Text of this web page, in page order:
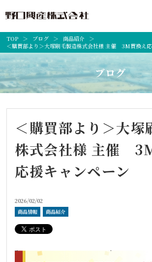
TOP ブログ
商品紹介
＜購買部より＞大塚刷毛製造株式会社様 主催 3M買換え
ブログ
＜購買部より＞大塚
株式会社様 主催
応援キャンペーン
2026/02/02
商品情報 商品紹介